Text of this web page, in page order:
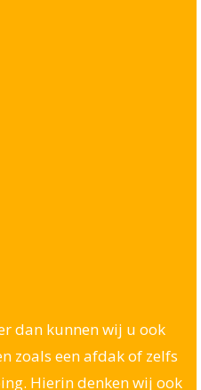
dan kunnen wij u ook
zoals een afdak of zelfs
Hierin denken wij ook